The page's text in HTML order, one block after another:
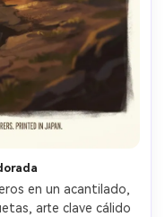
en un acantilado,
arte clave cálido